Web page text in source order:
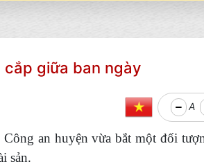
cắp giữa ban ngày
A
an huyện vừa bắt một đối
sản.